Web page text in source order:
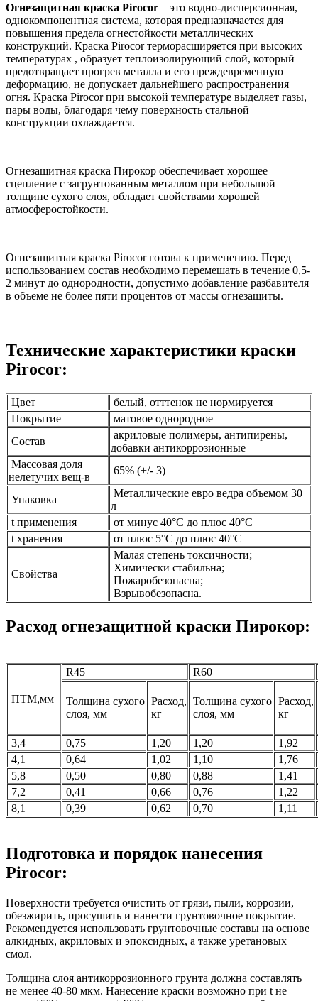
Огнезащитная краска Pirocor – это водно-дисперсионная,
однокомпонентная система, которая предназначается для
повышения предела огнестойкости металлических
конструкций. Краска Pirocor терморасширяется при высоких
температурах , образует теплоизолирующий слой, который
предотвращает прогрев металла и его преждевременную
деформацию, не допускает дальнейшего распространения
огня. Краска Pirocor при высокой температуре выделяет газы,
пары воды, благодаря чему поверхность стальной
конструкции охлаждается.
Огнезащитная краска Пирокор обеспечивает хорошее
сцепление с загрунтованным металлом при небольшой
толщине сухого слоя, обладает свойствами хорошей
атмосферостойкости.
Огнезащитная краска Pirocor готова к применению. Перед
использованием состав необходимо перемешать в течение 0,5-
2 минут до однородности, допустимо добавление разбавителя
в объеме не более пяти процентов от массы огнезащиты.
Технические характеристики краски
Pirocor:
Цвет
белый, отттенок не нормируется
Покрытие
матовое однородное
Состав
акриловые полимеры, антипирены,
добавки антикоррозионные
Массовая доля
нелетучих вещ-в
65% (+/- 3)
Упаковка
Металлические евро ведра объемом 30
л
t применения
от минус 40°С до плюс 40°С
t хранения
от плюс 5°С до плюс 40°С
Свойства
Малая степень токсичности;
Химически стабильна;
Пожаробезопасна;
Взрывобезопасна.
Расход огнезащитной краски Пирокор:
ПТМ,мм
R45 R60
Толщина сухого
слоя, мм
Расход,
кг
Толщина сухого
слоя, мм
Расход,
кг
3,4 0,75 1,20 1,20 1,92
4,1
0,64 1,02 1,10 1,76
5,8
0,50 0,80 0,88 1,41
7,2
0,41 0,66 0,76 1,22
8,1
0,39 0,62 0,70 1,11
Подготовка и порядок нанесения
Pirocor:
Поверхности требуется очистить от грязи, пыли, коррозии,
обезжирить, просушить и нанести грунтовочное покрытие.
Рекомендуется использовать грунтовочные составы на основе
алкидных, акриловых и эпоксидных, а также уретановых
смол.
Толщина слоя антикоррозионного грунта должна составлять
не менее 40-80 мкм. Нанесение краски возможно при t не